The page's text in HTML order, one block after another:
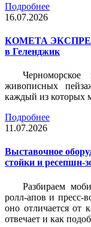
Подробнее
16.07.2026
КОМЕТА
в Геленджик
живописных
каждый из которых
Подробнее
11.07.2026
Выставочное
стойки и ресепшн-
Разбираем
ролл-апов и пресс-
оно отличается от
отвечает и как